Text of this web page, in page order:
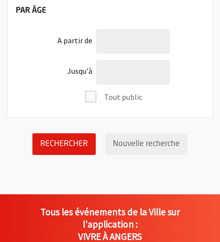
FILTRER LES ÉVÉNEMENTS
PAR ÂGE
A partir del'âge de
Jusqu'àl'âge de
Tout public
RECHERCHER LANCER LA RECHERCHE DES
Nouvelle recherche
Tous les événements de la Ville sur
l'application :
VIVRE À ANGERS